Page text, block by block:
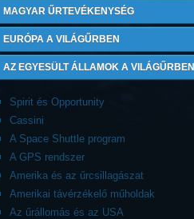
MAGYAR ŰRTEVÉKENYSÉG
EURÓPA A VILÁGŰRBEN
AZ EGYESÜLT ÁLLAMOK A VILÁGŰRBEN
Spirit és Opportunity
Cassini
A Space Shuttle program
A GPS rendszer
Amerika és az űrcsillagászat
Amerikai távérzékelő műholdak
Az űrállomás és az USA